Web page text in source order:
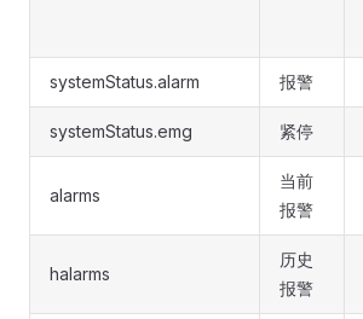
systemStatus.alarm 报警
systemStatus.emg 紧停
alarms
当前
报警
halarms
历史
报警